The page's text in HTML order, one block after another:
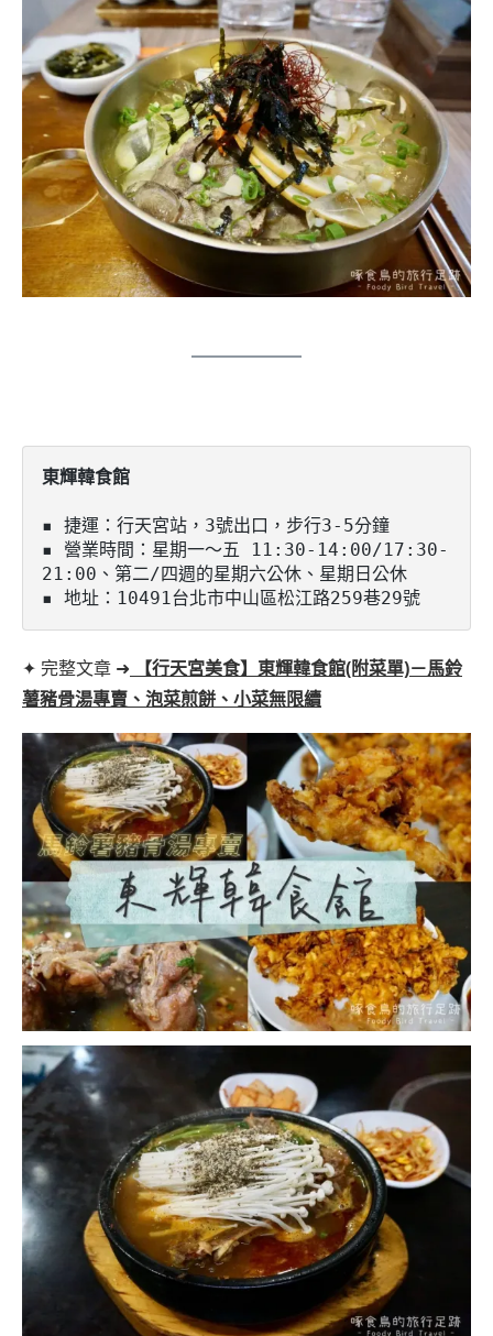
▪️ 捷運：行天宮站，3號出口，步行3-5分鐘
▪️ 營業時間：星期一～五 11:30-14:00/17:30-
21:00、第二/四週的星期六公休、星期日公休
▪️ 地址：10491台北市中山區松江路259巷29號
✦ 完整文章 ➜ 【行天宮美食】東輝韓食館(附菜單)－馬鈴
薯豬骨湯專賣、泡菜煎餅、小菜無限續